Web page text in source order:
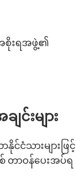
စိုးရအဖွဲ့၏
င်းများ
သားများဖြင့်
တာဝန်‌ပေးအပ်ရ